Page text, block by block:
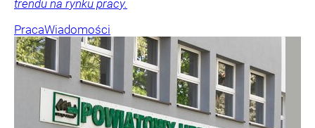
trendu na rynku pracy.
PracaWiadomości